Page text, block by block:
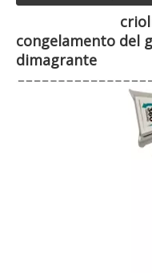
criolipolisi
congelamento del
dimagrante